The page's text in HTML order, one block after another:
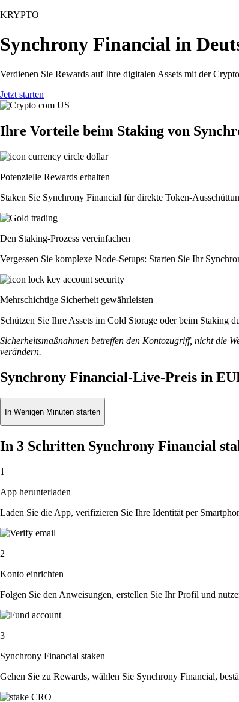
KRYPTO
Synchrony Financial in
Verdienen Sie Rewards auf Ihre digitalen Assets mit der
Jetzt starten
Ihre Vorteile beim Staking von
Potenzielle Rewards erhalten
Staken Sie Synchrony Financial für direkte Token-
Den Staking-Prozess vereinfachen
Vergessen Sie komplexe Node-Setups: Starten Sie Ihr
Mehrschichtige Sicherheit gewährleisten
Schützen Sie Ihre Assets im Cold Storage oder beim Staking
Sicherheitsmaßnahmen betreffen den Kontozugriff, nicht die
verändern.
Synchrony Financial-Live-Preis in
In Wenigen Minuten starten
In 3 Schritten Synchrony Financial
1
App herunterladen
Laden Sie die App, verifizieren Sie Ihre Identität per
2
Konto einrichten
Folgen Sie den Anweisungen, erstellen Sie Ihr Profil und
3
Synchrony Financial staken
Gehen Sie zu Rewards, wählen Sie Synchrony Financial,